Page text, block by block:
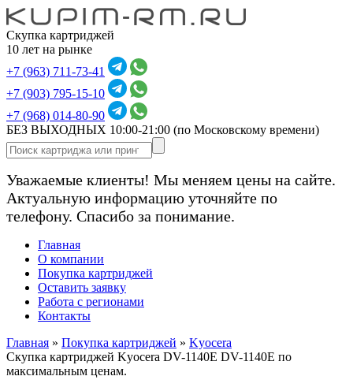
Скупка картриджей
10 лет на рынке
+7 (963) 711-73-41
+7 (903) 795-15-10
+7 (968) 014-80-90
БЕЗ ВЫХОДНЫХ 10:00-21:00 (по Московскому времени)
Уважаемые клиенты! Мы меняем цены на сайте.
Актуальную информацию уточняйте по
телефону. Спасибо за понимание.
Главная
О компании
Покупка картриджей
Оставить заявку
Работа с регионами
Контакты
Главная » Покупка картриджей » Kyocera
Скупка картриджей Kyocera DV-1140E DV-1140E по
максимальным ценам.